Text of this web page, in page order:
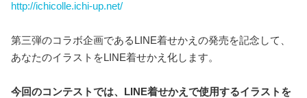
http://ichicolle.ichi-up.net/
第三弾のコラボ企画であるLINE着せかえの発売を記念して、
あなたのイラストをLINE着せかえ化します。
今回のコンテストでは、LINE着せかえで使用するイラストを